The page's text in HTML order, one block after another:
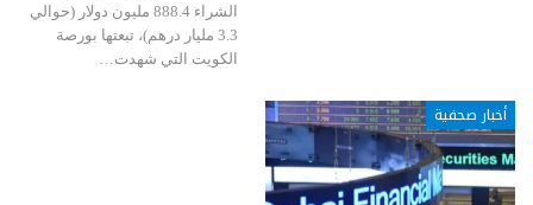
الشراء 888.4 مليون دولار (حوالي
3.3 مليار درهم)، تبعتها بورصة
الكويت التي شهدت…
أخبار صحفية